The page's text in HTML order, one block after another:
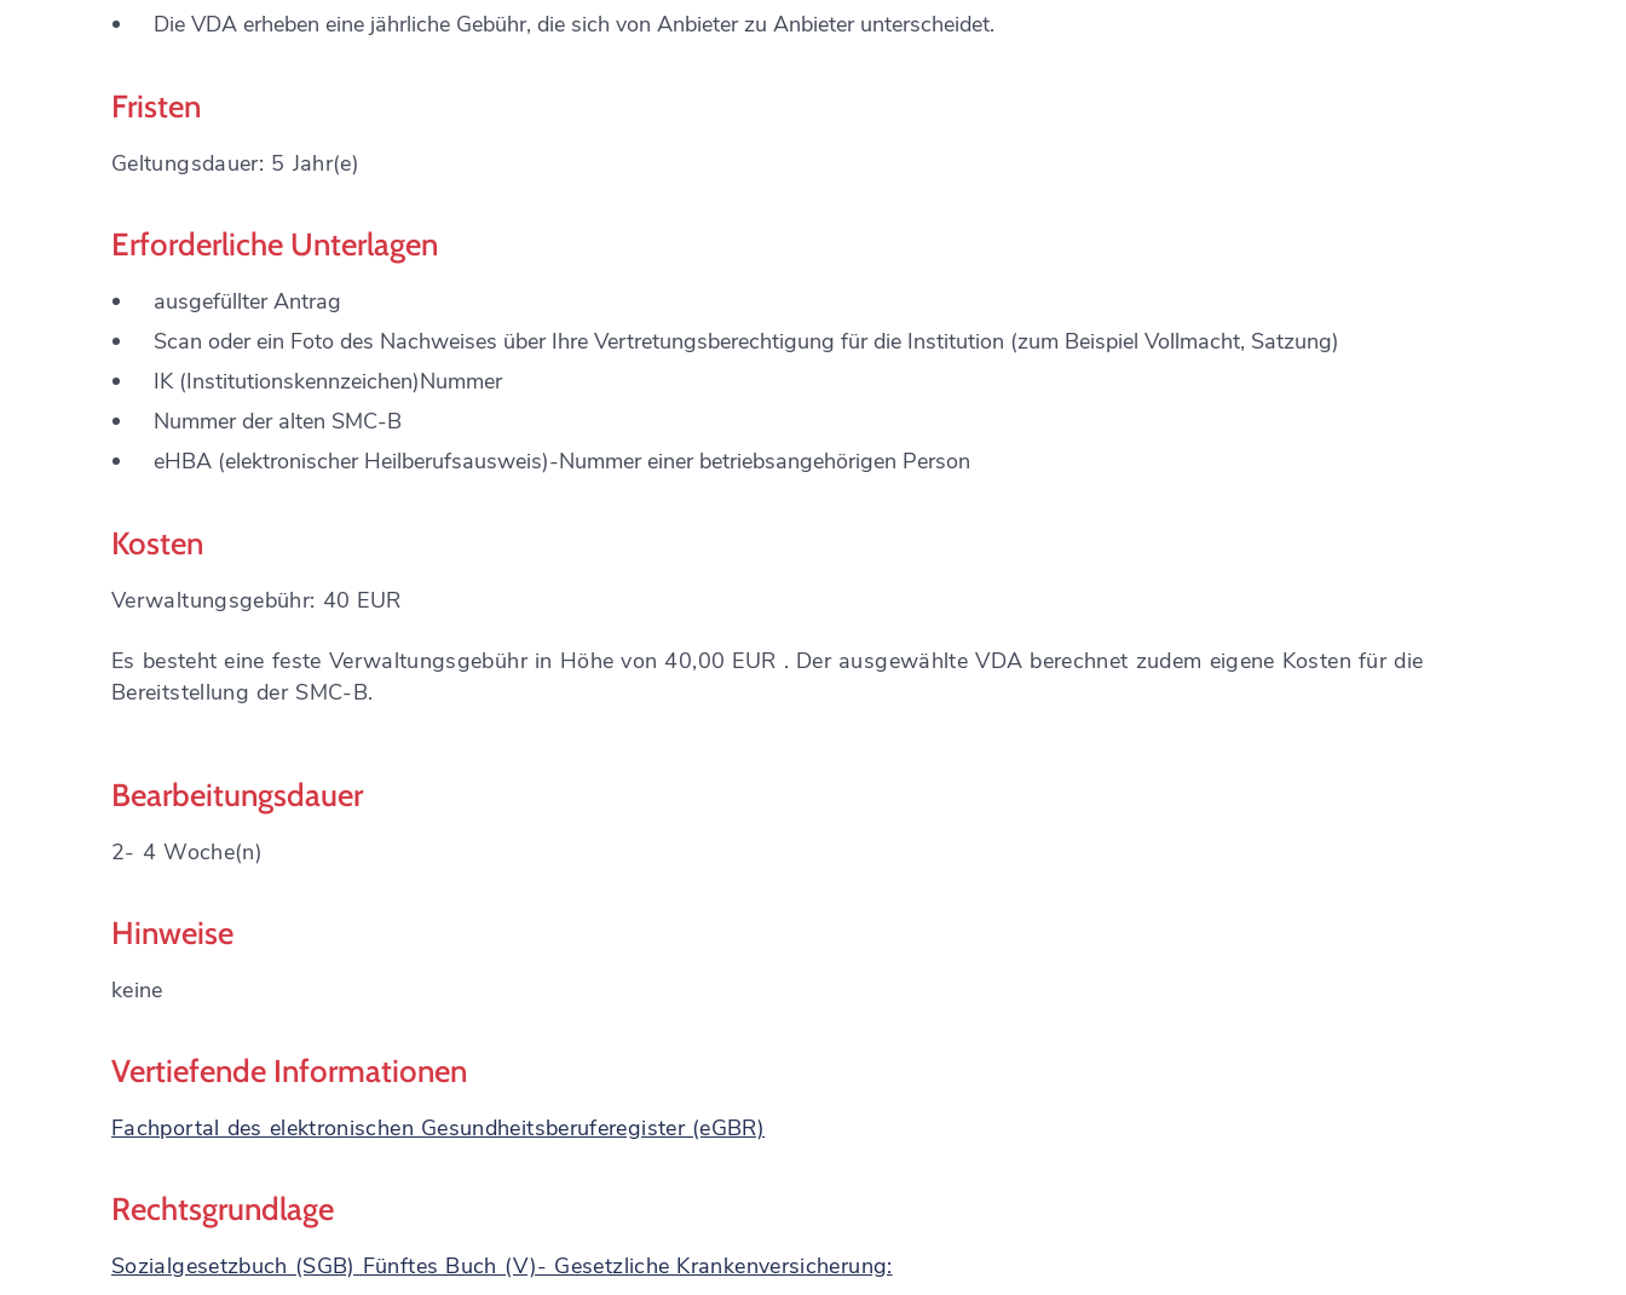
Die VDA erheben eine jährliche Gebühr, die sich von Anbieter zu Anbieter unterscheidet.
Fristen
Geltungsdauer: 5 Jahr(e)
Erforderliche Unterlagen
ausgefüllter Antrag
Scan oder ein Foto des Nachweises über Ihre Vertretungsberechtigung für die Institution (zum Beispiel Vollmacht, Satzung)
IK (Institutionskennzeichen)Nummer
Nummer der alten SMC-B
eHBA (elektronischer Heilberufsausweis)-Nummer einer betriebsangehörigen Person
Kosten
Verwaltungsgebühr: 40 EUR
Es besteht eine feste Verwaltungsgebühr in Höhe von 40,00 EUR . Der ausgewählte VDA berechnet zudem eigene Kosten für die
Bereitstellung der SMC-B.
Bearbeitungsdauer
2- 4 Woche(n)
Hinweise
keine
Vertiefende Informationen
Fachportal des elektronischen Gesundheitsberuferegister (eGBR)
Rechtsgrundlage
Sozialgesetzbuch (SGB) Fünftes Buch (V)- Gesetzliche Krankenversicherung: